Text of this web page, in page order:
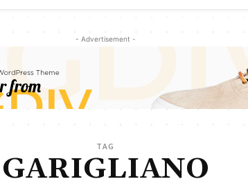
- Advertisement -
TAG
GARIGLIANO